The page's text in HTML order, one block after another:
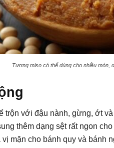
Tương miso có thể dùng cho nhiều món,
trộn với đậu nành, gừng, ớt
thêm dạng sệt rất ngon
vị mặn cho bánh quy và bánh